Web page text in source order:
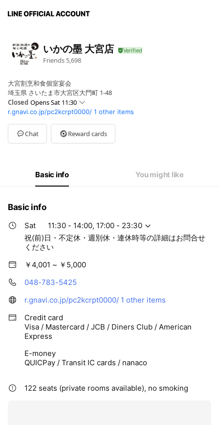
いかの墨 大宮店
Friends 5,698
大宮割烹和食個室宴会
埼玉県 さいたま市大宮区大門町 1-48
Closed Opens Sat 11:30
Mon11:30 - 14:00,17:00 - 23:00
Tue11:30 - 14:00,17:00 - 23:00
Wed11:30 - 14:00,17:00 - 23:00
Thu11:30 - 14:00,17:00 - 23:00
11:30 - 14:00,17:00 - 23:00
祝(前)日・不定休・週別休・連休時等の詳細はお問合せください
r.gnavi.co.jp/pc2kcrpt0000/ 1 other items
Chat Reward cards
Basic info You might like
Basic info
Sat
11:30 - 14:00, 17:00 - 23:30
祝(前)日・不定休・週別休・連休時等の詳細はお問合せ
ください
￥4,001 ~ ￥5,000
048-783-5425
r.gnavi.co.jp/pc2kcrpt0000/ 1 other items
Credit card
Visa / Mastercard / JCB / Diners Club / American
Express
E-money
QUICPay / Transit IC cards / nanaco
122 seats (private rooms available), no smoking